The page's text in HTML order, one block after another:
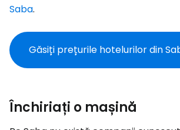
Saba.
Găsiți prețurile hotelurilor din
Închiriați o mașină